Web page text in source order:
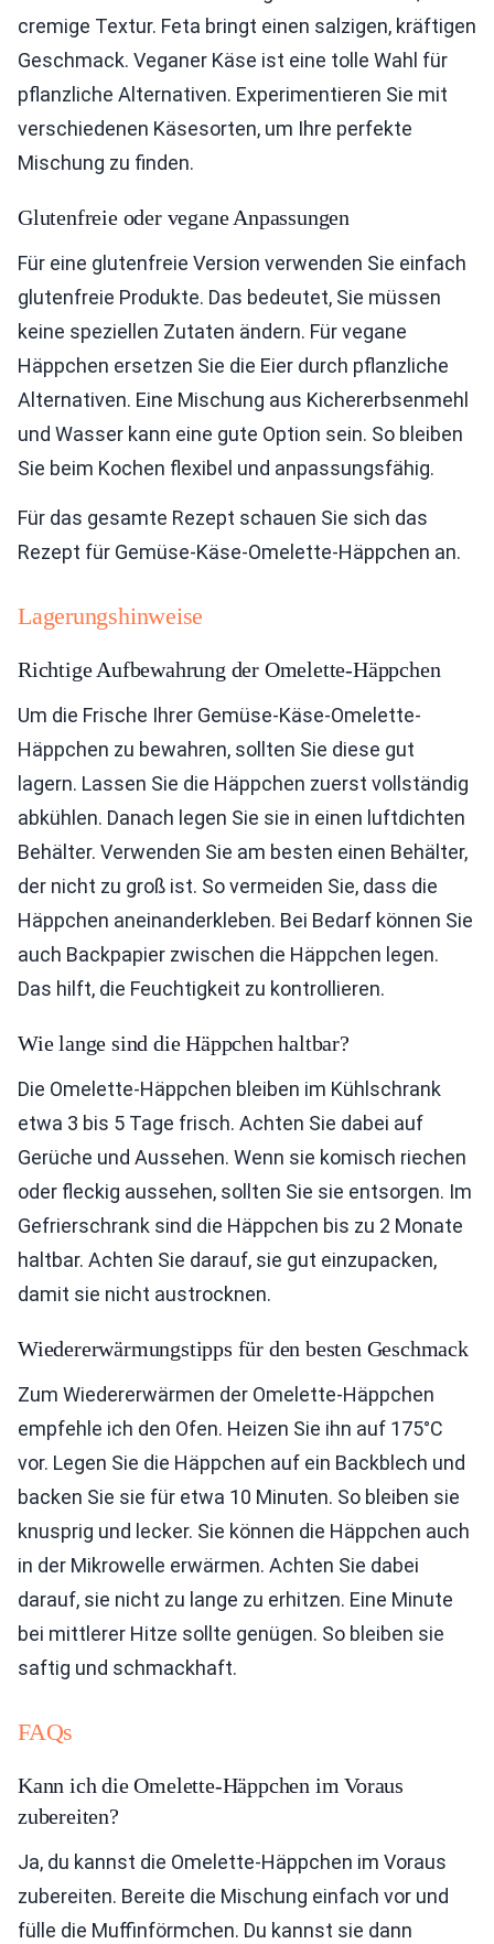
cremige Textur. Feta bringt einen salzigen, kräftigen
Geschmack. Veganer Käse ist eine tolle Wahl für
pflanzliche Alternativen. Experimentieren Sie mit
verschiedenen Käsesorten, um Ihre perfekte
Mischung zu finden.
Glutenfreie oder vegane Anpassungen
Für eine glutenfreie Version verwenden Sie einfach
glutenfreie Produkte. Das bedeutet, Sie müssen
keine speziellen Zutaten ändern. Für vegane
Häppchen ersetzen Sie die Eier durch pflanzliche
Alternativen. Eine Mischung aus Kichererbsenmehl
und Wasser kann eine gute Option sein. So bleiben
Sie beim Kochen flexibel und anpassungsfähig.
Für das gesamte Rezept schauen Sie sich das
Rezept für Gemüse-Käse-Omelette-Häppchen an.
Lagerungshinweise
Richtige Aufbewahrung der Omelette-Häppchen
Um die Frische Ihrer Gemüse-Käse-Omelette-
Häppchen zu bewahren, sollten Sie diese gut
lagern. Lassen Sie die Häppchen zuerst vollständig
abkühlen. Danach legen Sie sie in einen luftdichten
Behälter. Verwenden Sie am besten einen Behälter,
der nicht zu groß ist. So vermeiden Sie, dass die
Häppchen aneinanderkleben. Bei Bedarf können Sie
auch Backpapier zwischen die Häppchen legen.
Das hilft, die Feuchtigkeit zu kontrollieren.
Wie lange sind die Häppchen haltbar?
Die Omelette-Häppchen bleiben im Kühlschrank
etwa 3 bis 5 Tage frisch. Achten Sie dabei auf
Gerüche und Aussehen. Wenn sie komisch riechen
oder fleckig aussehen, sollten Sie sie entsorgen. Im
Gefrierschrank sind die Häppchen bis zu 2 Monate
haltbar. Achten Sie darauf, sie gut einzupacken,
damit sie nicht austrocknen.
Wiedererwärmungstipps für den besten Geschmack
Zum Wiedererwärmen der Omelette-Häppchen
empfehle ich den Ofen. Heizen Sie ihn auf 175°C
vor. Legen Sie die Häppchen auf ein Backblech und
backen Sie sie für etwa 10 Minuten. So bleiben sie
knusprig und lecker. Sie können die Häppchen auch
in der Mikrowelle erwärmen. Achten Sie dabei
darauf, sie nicht zu lange zu erhitzen. Eine Minute
bei mittlerer Hitze sollte genügen. So bleiben sie
saftig und schmackhaft.
FAQs
Kann ich die Omelette-Häppchen im Voraus
zubereiten?
Ja, du kannst die Omelette-Häppchen im Voraus
zubereiten. Bereite die Mischung einfach vor und
fülle die Muffinförmchen. Du kannst sie dann